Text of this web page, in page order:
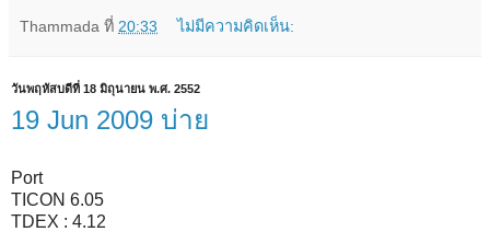
Thammada ที่ 20:33 ไม่มีความคิดเห็น:
วันพฤหัสบดีที่ 18 มิถุนายน พ.ศ. 2552
19 Jun 2009 บ่าย
Port
TICON 6.05
TDEX : 4.12